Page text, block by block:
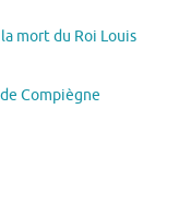
mort du Roi Louis
Compiègne